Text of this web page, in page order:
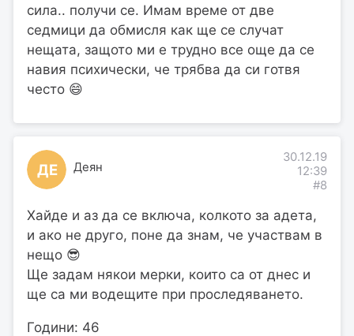
сила.. получи се. Имам време от две
седмици да обмисля как ще се случат
нещата, защото ми е трудно все още да се
навия психически, че трябва да си готвя
често 😄
ДЕ Деян
30.12.19
12:39
#8
Хайде и аз да се включа, колкото за адета,
и ако не друго, поне да знам, че участвам в
нещо 😎
Ще задам някои мерки, които са от днес и
ще са ми водещите при проследяването.
Години: 46